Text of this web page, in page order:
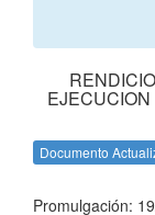
Documento
Promulgación: